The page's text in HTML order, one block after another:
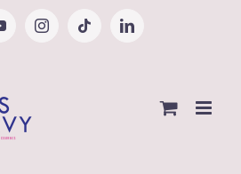
InstagramTiktok LinkedIn